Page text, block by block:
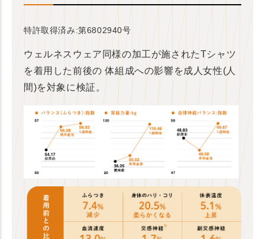
特許取得済み:第6802940号
ウェルネスウェア同様の加工が施されたTシャツ
を着用した前後の 体組成への影響を成人女性(人
間)を対象に検証。